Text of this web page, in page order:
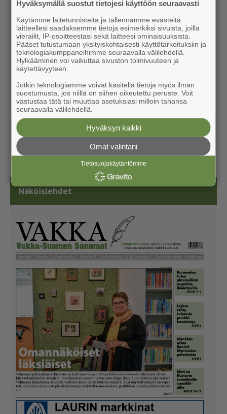
Näköislehdet
Hyväksymällä suostut tietojesi käyttöön seuraavasti
Käytämme laitetunnisteita ja tallennamme evästeitä
laitteellesi saadaksemme tietoja esimerkiksi sivuista, joilla
vierailit, IP-osoitteestasi sekä laitteesi ominaisuuksista.
Pääset tutustumaan yksityiskohtaisesti käyttötarkoituksiin ja
teknologiakumppaneihimme seuraavalla välilehdellä.
Hylkääminen voi vaikuttaa sivuston toimivuuteen ja
käytettävyyteen.
Jotkin teknologiamme voivat käsitellä tietoja myös ilman
suostumusta, jos niillä on siihen oikeutettu peruste. Voit
vastustaa tätä tai muuttaa asetuksiasi milloin tahansa
seuraavalla välilehdellä.
Hyväksyn kaikki
Omat valintani
Tietosuojakäytäntömme